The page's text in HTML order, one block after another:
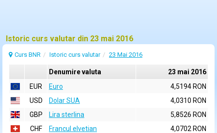
Istoric curs valutar din 23 mai 2016
Curs BNR Istoric curs valutar 23 Mai 2016
Denumire valuta
23 mai 2016
EUR
Euro
4,5194 RON
USD
Dolar SUA
4,0310 RON
GBP
Lira sterlina
5,8526 RON
CHF
Francul elvetian
4,0702 RON